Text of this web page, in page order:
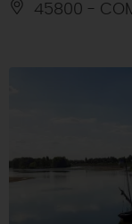
45800 -